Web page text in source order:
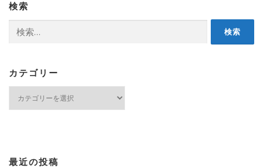
シ
ョ
検索
索:
カテゴリー
最近の投稿